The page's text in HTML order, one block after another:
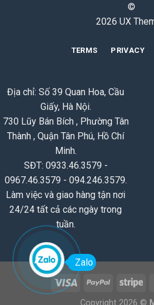
©
2026 UX
TERMS PRIVACY
Địa chỉ: Số 39 Quan Hoa, Cầu
Giấy, Hà Nội.
730 Lũy Bán Bích , Phường Tân
Thành , Quận Tân Phú, Hồ Chí
Minh.
SĐT: 0933.46.3579 -
0967.46.3579 - 094.246.3579.
Làm việc và giao hàng tận nơi
24/24 tất cả các ngày trong
tuần.
Zalo